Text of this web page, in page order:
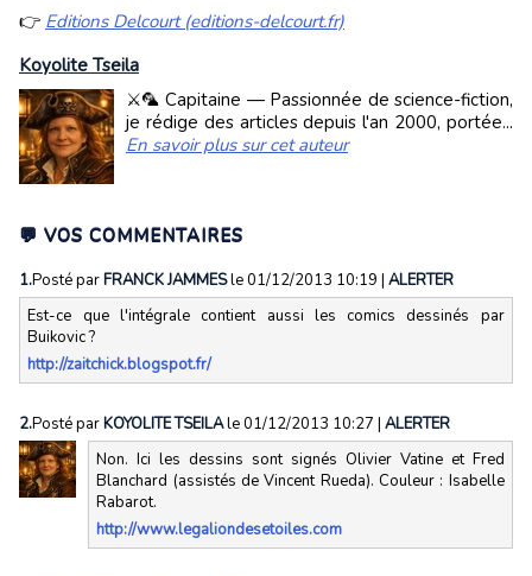
Editions Delcourt (editions-delcourt.fr)
Koyolite Tseila
⚔️🦜 Capitaine — Passionnée de science-fiction,
je rédige des articles depuis l'an 2000, portée...
En savoir plus sur cet auteur
💬 VOS COMMENTAIRES
1.Posté parFRANCK JAMMESle 01/12/2013 10:19 | ALERTER
Est-ce que l'intégrale contient aussi les comics dessinés par
Buikovic ?
http://zaitchick.blogspot.fr/
2.Posté parKOYOLITE TSEILAle 01/12/2013 10:27 | ALERTER
Non. Ici les dessins sont signés Olivier Vatine et Fred
Blanchard (assistés de Vincent Rueda). Couleur : Isabelle
Rabarot.
http://www.legaliondesetoiles.com